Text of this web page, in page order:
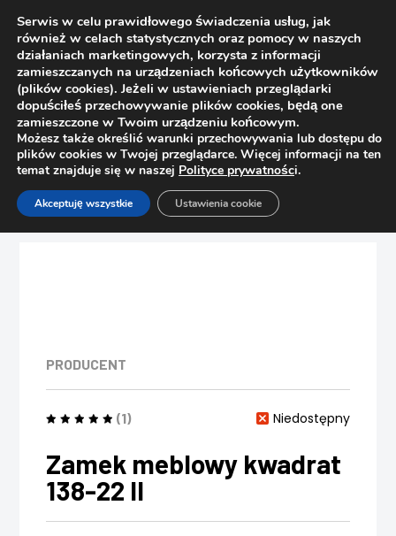
Strona główna Sklep
Zamki
Zamek meblowy kwadrat 138-22 II
PRODUCENT
(1) Niedostępny
Zamek meblowy kwadrat
138-22 II
Serwis w celu prawidłowego świadczenia usług, jak
również w celach statystycznych oraz pomocy w naszych
działaniach marketingowych, korzysta z informacji
zamieszczanych na urządzeniach końcowych użytkowników
(plików cookies). Jeżeli w ustawieniach przeglądarki
dopuściłeś przechowywanie plików cookies, będą one
zamieszczone w Twoim urządzeniu końcowym.
Możesz także określić warunki przechowywania lub dostępu do
plików cookies w Twojej przeglądarce. Więcej informacji na ten
temat znajduje się w naszej Polityce prywatności.
Akceptuję wszystkie Ustawienia cookie